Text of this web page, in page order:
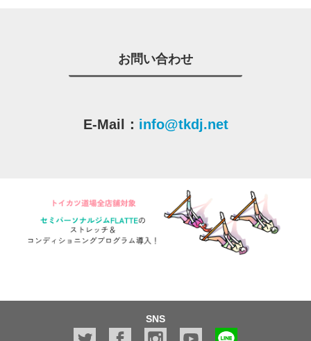
お問い合わせ
E-Mail： info@tkdj.net
SNS